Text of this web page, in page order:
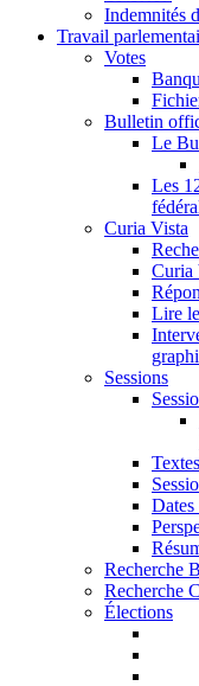
Indemnités
Travail
Votes
Bulletin
Le
Les
Curia Vista
Curia
Lire
Sessions
Dates
Recherche
Recherche
Élections